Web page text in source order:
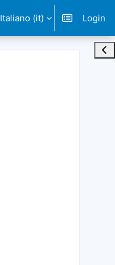
Italiano ‎(it)‎ Login